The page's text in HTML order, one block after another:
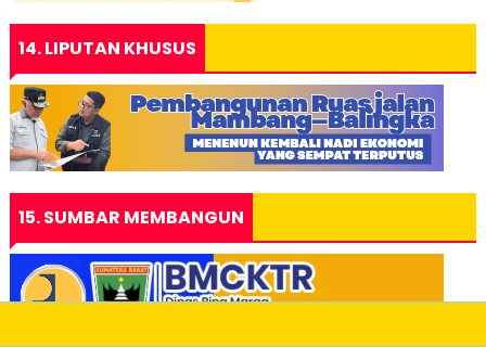
14. LIPUTAN KHUSUS
15. SUMBAR MEMBANGUN